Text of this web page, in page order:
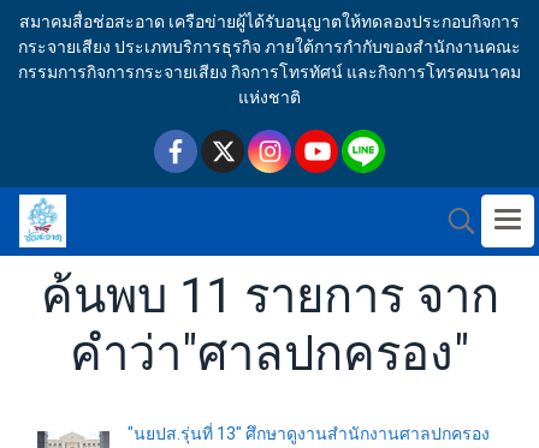
สมาคมสื่อช่อสะอาด เครือข่ายผู้ได้รับอนุญาตให้ทดลองประกอบกิจการ
กระจายเสียง ประเภทบริการธุรกิจ ภายใต้การกำกับของสำนักงานคณะ
กรรมการกิจการกระจายเสียง กิจการโทรทัศน์ และกิจการโทรคมนาคม
แห่งชาติ
ค้นพบ 11 รายการ จาก
คำว่า"ศาลปกครอง"
"นยปส.รุ่นที่ 13" ศึกษาดูงานสำนักงานศาลปกครอง